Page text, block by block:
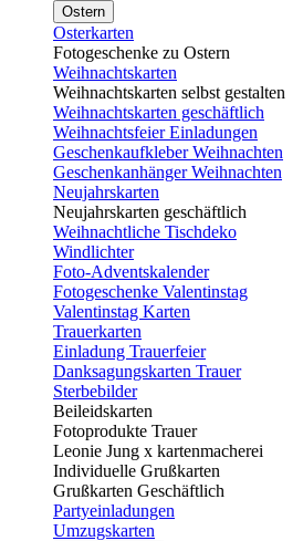
Ostern
Osterkarten
Fotogeschenke zu Ostern
Weihnachtskarten
Weihnachtskarten selbst gestalten
Weihnachtskarten geschäftlich
Weihnachtsfeier Einladungen
Geschenkaufkleber Weihnachten
Geschenkanhänger Weihnachten
Neujahrskarten
Neujahrskarten geschäftlich
Weihnachtliche Tischdeko
Windlichter
Foto-Adventskalender
Fotogeschenke Valentinstag
Valentinstag Karten
Trauerkarten
Einladung Trauerfeier
Danksagungskarten Trauer
Sterbebilder
Beileidskarten
Fotoprodukte Trauer
Leonie Jung x kartenmacherei
Individuelle Grußkarten
Grußkarten Geschäftlich
Partyeinladungen
Umzugskarten